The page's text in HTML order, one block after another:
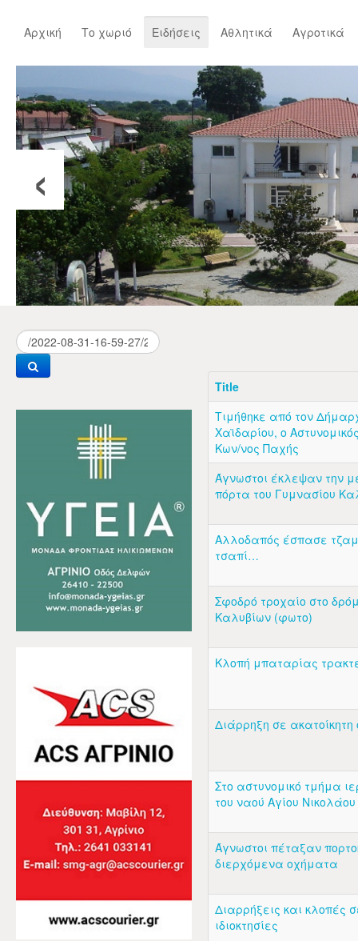
Αρχική Το χωριό Ειδήσεις Αθλητικά Αγροτικά
‹
Title
Τιμήθηκε από τον
Χαϊδαρίου, ο
Κων/νος Παχής
Άγνωστοι έκλεψαν την
πόρτα του Γυμνασίου
Αλλοδαπός έσπασε
τσαπί…
Σφοδρό τροχαίο στο
Καλυβίων (φωτο)
Κλοπή μπαταρίας
Διάρρηξη σε ακατοίκητη
Στο αστυνομικό τμήμα
του ναού Αγίου
Άγνωστοι πέταξαν
διερχόμενα οχήματα
Διαρρήξεις και κλοπές
ιδιοκτησίες